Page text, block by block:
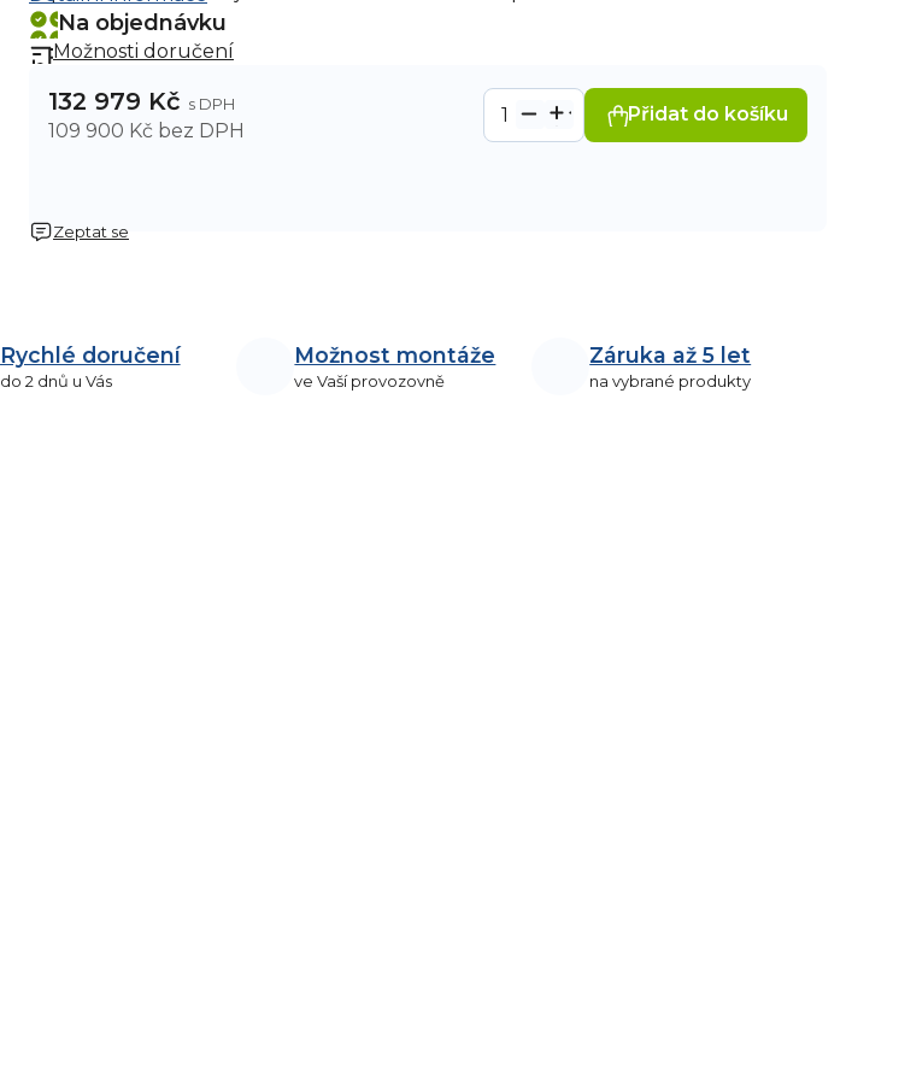
Na objednávku
Možnosti doručení
132 979 Kč
109 900 Kč bez DPH
Přidat do košíku
Zeptat se
Rychlé doručení
do 2 dnů u Vás
Možnost montáže
ve Vaší provozovně
Záruka až 5 let
na vybrané produkty